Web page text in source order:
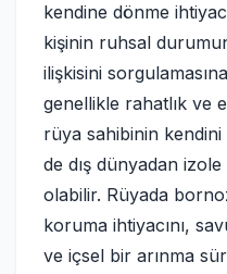
kendine dönme
kişinin ruhsal
ilişkisini
genellikle rahatlık ve
rüya sahibinin
de dış dünyadan
olabilir. Rüyada
koruma ihtiyacını,
ve içsel bir arınma